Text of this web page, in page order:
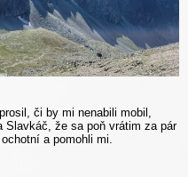
či by mi nenabili mobil,
Slavkáč, že sa poň vrátim za pár
a pomohli mi.